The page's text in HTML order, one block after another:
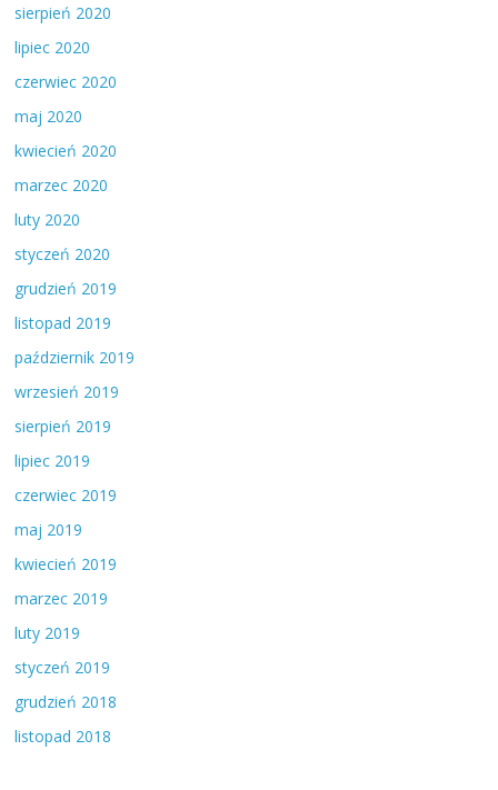
sierpień 2020
lipiec 2020
czerwiec 2020
maj 2020
kwiecień 2020
marzec 2020
luty 2020
styczeń 2020
grudzień 2019
listopad 2019
październik 2019
wrzesień 2019
sierpień 2019
lipiec 2019
czerwiec 2019
maj 2019
kwiecień 2019
marzec 2019
luty 2019
styczeń 2019
grudzień 2018
listopad 2018